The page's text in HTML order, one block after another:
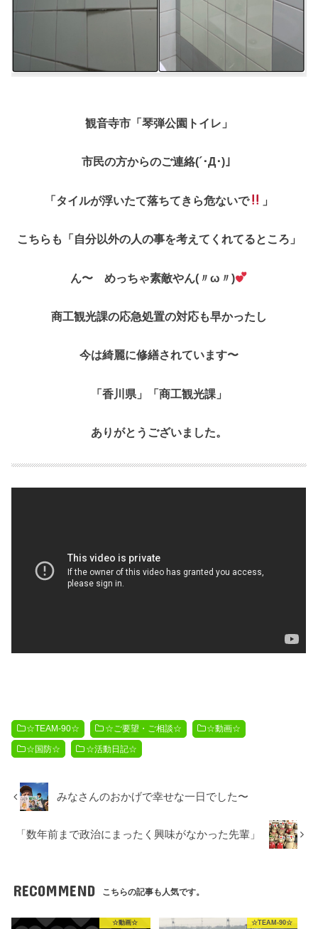
観音寺市「琴弾公園トイレ」
市民の方からのご連絡(´･Д･)」
「タイルが浮いたて落ちてきら危ないで 」
こちらも「自分以外の人の事を考えてくれてるところ」
ん〜 めっちゃ素敵やん(〃ω〃)
商工観光課の応急処置の対応も早かったし
今は綺麗に修繕されています〜
「香川県」「商工観光課」
ありがとうございました。
☆TEAM-90☆ ☆ご要望・ご相談☆ ☆動画☆
☆国防☆ ☆活動日記☆
みなさんのおかげで幸せな一日でした〜
「数年前まで政治にまったく興味がなかった先輩」
RECOMMEND こちらの記事も人気です。
☆動画☆ ☆TEAM-90☆